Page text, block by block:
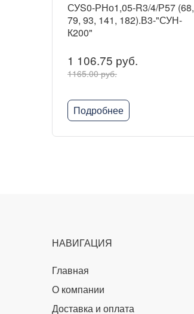
СУS0-РНо1,05-R3/4/Р57 (68,
79, 93, 141, 182).В3-"СУН-
К200"
1 106.75 руб.
1165.00 руб.
Подробнее
НАВИГАЦИЯ
Главная
О компании
Доставка и оплата